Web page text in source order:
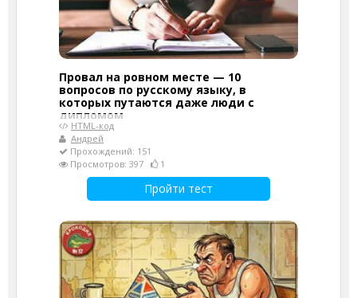
Провал на ровном месте — 10
вопросов по русскому языку, в
которых путаются даже люди с
дипломом
HTML-код
Андрей
Прохождений: 151
Просмотров: 397
1
Пройти тест